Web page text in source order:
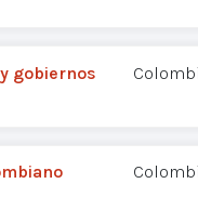
gobiernos